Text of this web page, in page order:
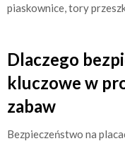
piaskownice, tory
Dlaczego
kluczowe w
zabaw
Bezpieczeństwo na